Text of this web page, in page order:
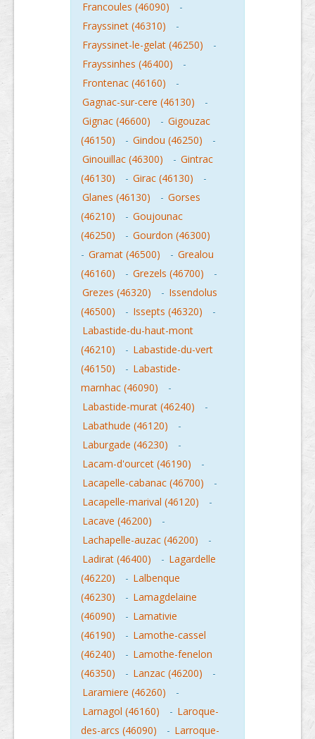
Francoules (46090)
-
Frayssinet (46310)
-
Frayssinet-le-gelat (46250)
-
Frayssinhes (46400)
-
Frontenac (46160)
-
Gagnac-sur-cere (46130)
-
Gignac (46600)
- Gigouzac
(46150)
- Gindou (46250)
-
Ginouillac (46300)
- Gintrac
(46130)
- Girac (46130)
-
Glanes (46130)
- Gorses
(46210)
- Goujounac
(46250)
- Gourdon (46300)
- Gramat (46500) - Grealou
(46160)
- Grezels (46700)
-
Grezes (46320)
- Issendolus
(46500)
- Issepts (46320)
-
Labastide-du-haut-mont
(46210)
- Labastide-du-vert
(46150)
- Labastide-
marnhac (46090)
-
Labastide-murat (46240)
-
Labathude (46120)
-
Laburgade (46230)
-
Lacam-d'ourcet (46190)
-
Lacapelle-cabanac (46700)
-
Lacapelle-marival (46120)
-
Lacave (46200)
-
Lachapelle-auzac (46200)
-
Ladirat (46400)
- Lagardelle
(46220)
- Lalbenque
(46230)
- Lamagdelaine
(46090)
- Lamativie
(46190)
- Lamothe-cassel
(46240)
- Lamothe-fenelon
(46350)
- Lanzac (46200)
-
Laramiere (46260)
-
Larnagol (46160)
- Laroque-
des-arcs (46090)
- Larroque-